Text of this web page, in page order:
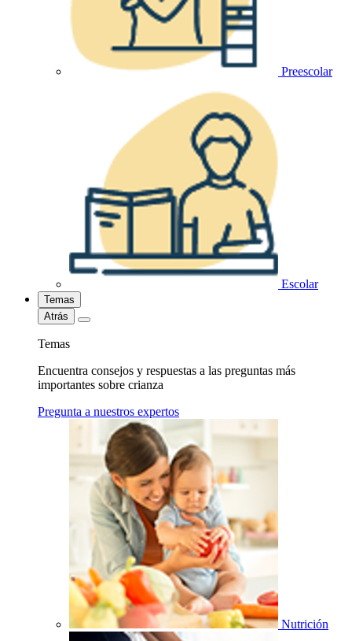
Preescolar
Escolar
Temas
Atrás
Temas
Encuentra consejos y respuestas a las preguntas más
importantes sobre crianza
Pregunta a nuestros expertos
Nutrición